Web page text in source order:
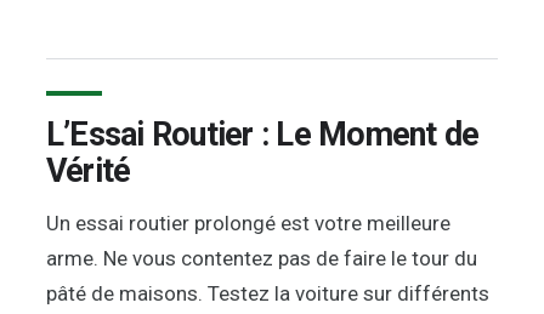
L’Essai Routier : Le Moment de
Vérité
Un essai routier prolongé est votre meilleure
arme. Ne vous contentez pas de faire le tour du
pâté de maisons. Testez la voiture sur différents